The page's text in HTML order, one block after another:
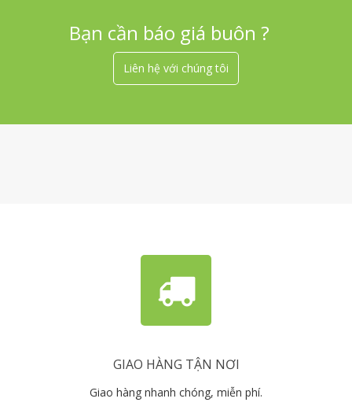
Bạn cần báo giá buôn ?
Liên hệ với chúng tôi
GIAO HÀNG TẬN NƠI
Giao hàng nhanh chóng, miễn phí.